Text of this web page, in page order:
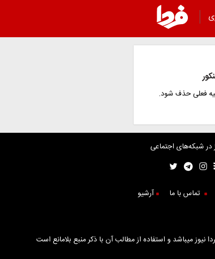
در شبکه‌های اجتماعی
تماس با ما آرشیو
میباشد و استفاده از مطالب آن با ذکر منبع بلامانع است